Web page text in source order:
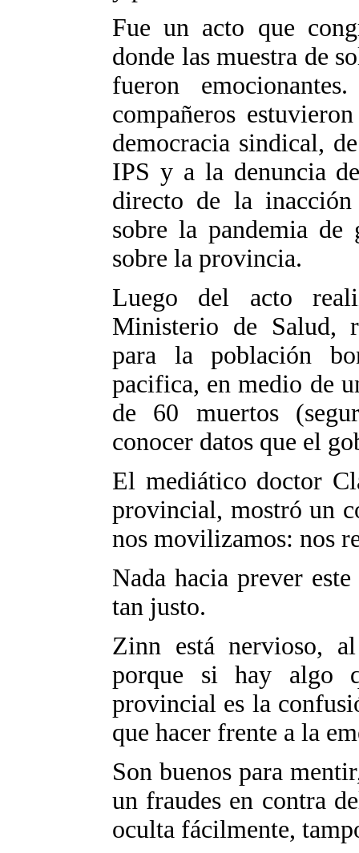
Fue un acto que
donde las muestra de
fueron
compañeros
democracia sindical,
IPS y a la denuncia
directo de la
sobre la pandemia de
sobre la provincia.
Luego del acto
Ministerio de Salud,
para la población
pacifica, en medio de
de 60 muertos
conocer datos que el
El mediático doctor
provincial, mostró un
nos movilizamos: nos
Nada hacia prever
tan justo.
Zinn está nervioso,
porque si hay algo
provincial es la
que hacer frente a la
Son buenos para
un fraudes en contra
oculta fácilmente,